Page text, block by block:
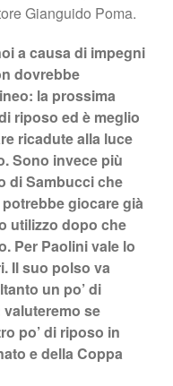
Gianguido Poma.
a causa di impegni
dovrebbe
la prossima
riposo ed è meglio
ricadute alla luce
Sono invece più
di Sambucci che
giocare già
utilizzo dopo che
Per Paolini vale lo
Il suo polso va
un po’ di
se
po’ di riposo in
e della Coppa